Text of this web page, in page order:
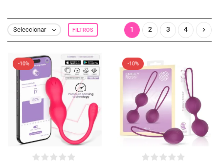
Seleccionar  FILTROS 1 2 3 4 
-10% -10%